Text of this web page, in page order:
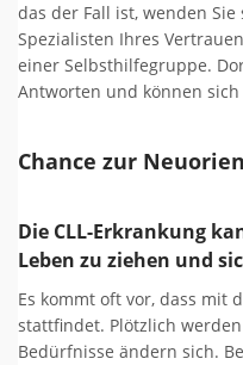
das der Fall ist, wenden
Spezialisten Ihres
einer Selbsthilfegruppe.
Antworten und können
Chance zur
Die CLL-Erkrankung
Leben zu ziehen und
Es kommt oft vor, dass mit
stattfindet. Plötzlich
Bedürfnisse ändern sich.